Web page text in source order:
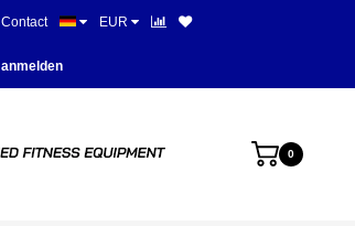
Beste Preise und beste
Contact EUR
anmelden
0